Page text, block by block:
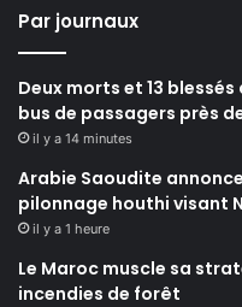
Par journaux
Deux morts et 13
bus de passagers près
il y a 14 minutes
Arabie Saoudite
pilonnage houthi visant
il y a 1 heure
Le Maroc muscle sa
incendies de forêt